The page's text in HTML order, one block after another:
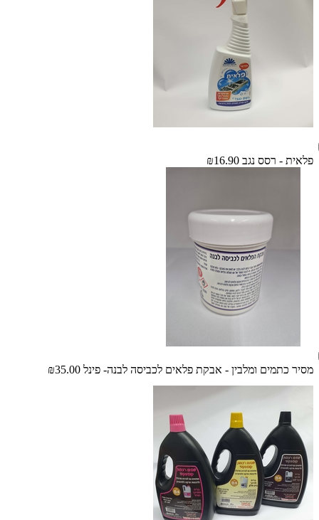
פלאית - רסס נגב ₪16.90
מסיר כתמים ומלבין - אבקת פלאים לכביסה לבנה- פינל ₪35.00